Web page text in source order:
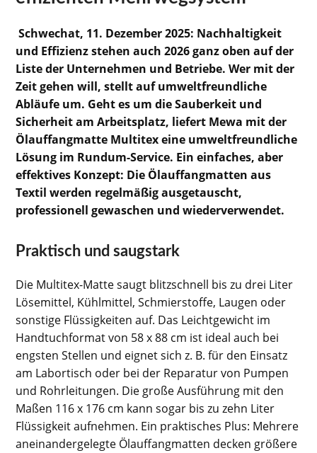
Schwechat, 11. Dezember 2025: Nachhaltigkeit
und Effizienz stehen auch 2026 ganz oben auf der
Liste der Unternehmen und Betriebe. Wer mit der
Zeit gehen will, stellt auf umweltfreundliche
Abläufe um. Geht es um die Sauberkeit und
Sicherheit am Arbeitsplatz, liefert Mewa mit der
Ölauffangmatte Multitex eine umweltfreundliche
Lösung im Rundum-Service. Ein einfaches, aber
effektives Konzept: Die Ölauffangmatten aus
Textil werden regelmäßig ausgetauscht,
professionell gewaschen und wiederverwendet.
Praktisch und saugstark
Die Multitex-Matte saugt blitzschnell bis zu drei Liter
Lösemittel, Kühlmittel, Schmierstoffe, Laugen oder
sonstige Flüssigkeiten auf. Das Leichtgewicht im
Handtuchformat von 58 x 88 cm ist ideal auch bei
engsten Stellen und eignet sich z. B. für den Einsatz
am Labortisch oder bei der Reparatur von Pumpen
und Rohrleitungen. Die große Ausführung mit den
Maßen 116 x 176 cm kann sogar bis zu zehn Liter
Flüssigkeit aufnehmen. Ein praktisches Plus: Mehrere
aneinandergelegte Ölauffangmatten decken größere